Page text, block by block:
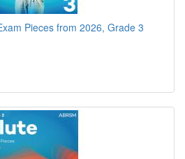
Pieces from 2026, Grade 3